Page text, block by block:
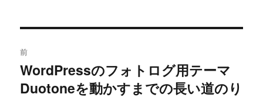
稿
ナ
前
過
去
WordPressのフォトログ用テーマ
Duotoneを動かすまでの長い道のり